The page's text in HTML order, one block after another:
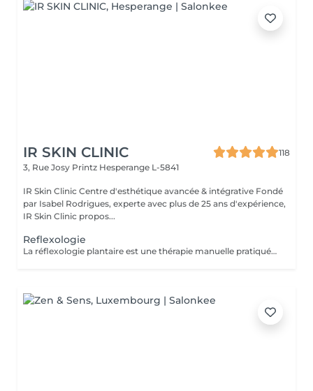
IR SKIN CLINIC
118
3, Rue Josy Printz Hesperange L-5841
IR Skin Clinic Centre d'esthétique avancée & intégrative Fondé
par Isabel Rodrigues, experte avec plus de 25 ans d'expérience,
IR Skin Clinic propos...
Reflexologie
La réflexologie plantaire est une thérapie manuelle pratiquée sur les pieds. Chaque partie du pied est reliée à travers le système nerveux à différents organes du corps. Au total, il existe 7200 terminaisons nerveuses au niveau des deux pieds, on peut donc traiter différents organes en appliquant une légère pression au niveau des pieds.